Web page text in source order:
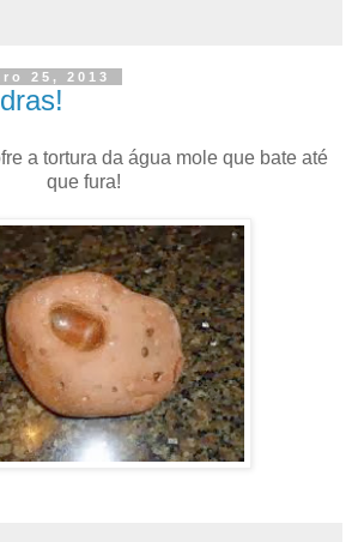
25, 2013
a tortura da água mole que bate até
que fura!